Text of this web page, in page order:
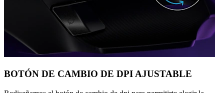
BOTÓN DE CAMBIO DE DPI AJUSTABLE